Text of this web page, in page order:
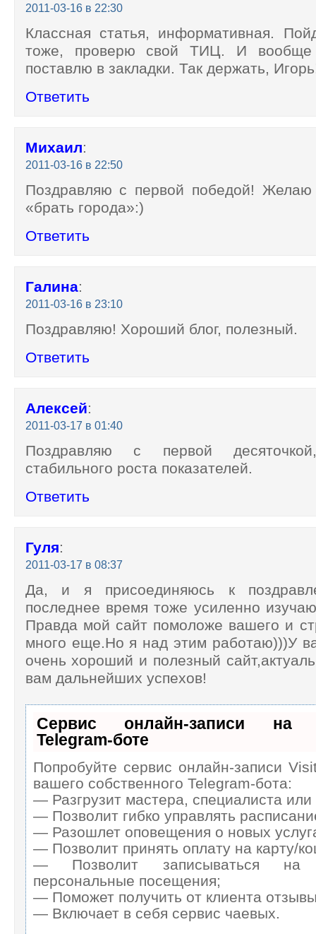
2011-03-16 в 22:30
Классная статья, информативная.
тоже, проверю свой ТИЦ. И вообще
поставлю в закладки. Так держать,
Ответить
Михаил:
2011-03-16 в 22:50
Поздравляю с первой победой!
«брать города»:)
Ответить
Галина:
2011-03-16 в 23:10
Поздравляю! Хороший блог, полезный.
Ответить
Алексей:
2011-03-17 в 01:40
Поздравляю с первой
стабильного роста показателей.
Ответить
Гуля:
2011-03-17 в 08:37
Да, и я присоединяюсь к
последнее время тоже усиленно
Правда мой сайт помоложе вашего и
много еще.Но я над этим работаю)))У
очень хороший и полезный
вам дальнейших успехов!
Сервис онлайн-записи на
Telegram-боте
Попробуйте сервис онлайн-записи
вашего собственного Telegram-бота:
— Разгрузит мастера, специалиста
— Позволит гибко управлять
— Разошлет оповещения о новых
— Позволит принять оплату на карту/
— Позволит записываться на
персональные посещения;
— Поможет получить от клиента
— Включает в себя сервис чаевых.